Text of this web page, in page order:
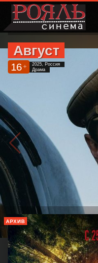
Август
16 +
2025, Россия
Драма
АРХИВ